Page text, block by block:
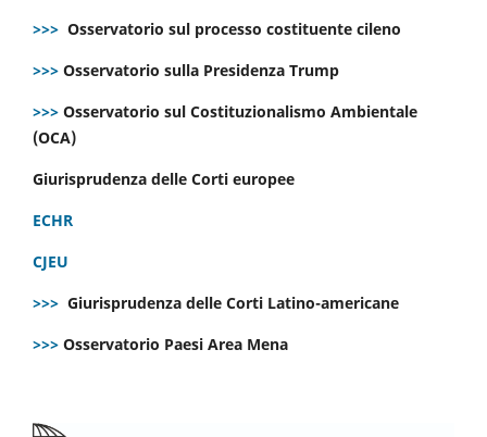
>>> Osservatorio sul processo costituente cileno
>>> Osservatorio sulla Presidenza Trump
>>> Osservatorio sul Costituzionalismo Ambientale
(OCA)
Giurisprudenza delle Corti europee
ECHR
CJEU
>>> Giurisprudenza delle Corti Latino-americane
>>> Osservatorio Paesi Area Mena